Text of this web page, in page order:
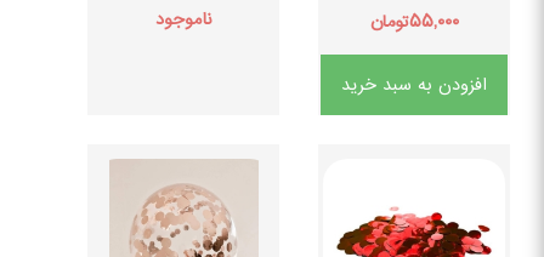
۵۵,۰۰۰تومان
افزودن به سبد خرید
ناموجود